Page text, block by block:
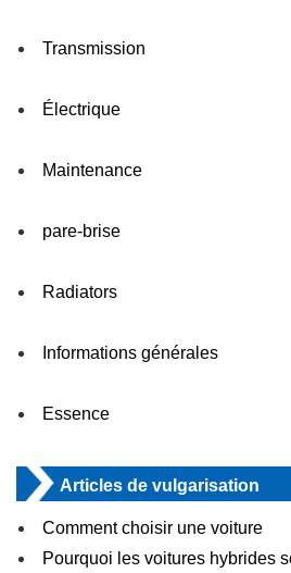
Transmission
Électrique
Maintenance
pare-brise
Radiators
Informations générales
Essence
Articles de vulgarisation
Comment choisir une voiture
Pourquoi les voitures hybrides